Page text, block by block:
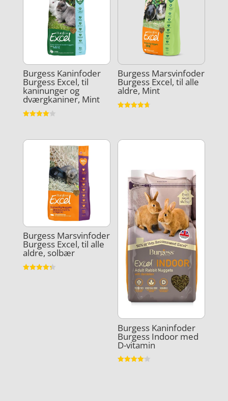
Burgess Kaninfoder
Burgess Excel, til
kaninunger og
dværgkaniner, Mint
Burgess Marsvinfoder
Burgess Excel, til alle
aldre, Mint
Burgess Marsvinfoder
Burgess Excel, til alle
aldre, solbær
Burgess Kaninfoder
Burgess Indoor med
D-vitamin